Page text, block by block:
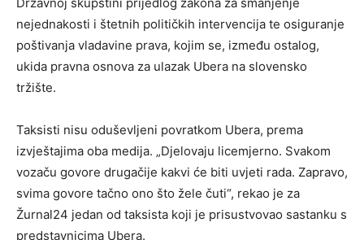
nejednakosti i štetnih političkih intervencija te osiguranje
poštivanja vladavine prava, kojim se, između ostalog,
ukida pravna osnova za ulazak Ubera na slovensko
tržište.
Taksisti nisu oduševljeni povratkom Ubera, prema
izvještajima oba medija. „Djelovaju licemjerno. Svakom
vozaču govore drugačije kakvi će biti uvjeti rada. Zapravo,
svima govore tačno ono što žele čuti“, rekao je za
Žurnal24 jedan od taksista koji je prisustvovao sastanku s
predstavnicima Ubera.